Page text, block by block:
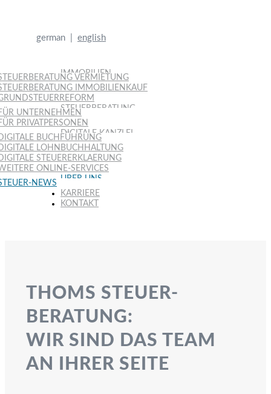
german | english
IMMOBILIEN
VERMIETUNG
IMMOBILIENKAUF
STEUERBERATUNG
UNTERNEHMEN
PRIVATPERSONEN
DIGITALE KANZLEI
BUCHFÜHRUNG
LOHNBUCHHALTUNG
STEUERERKLAERUNG
ONLINE-SERVICES
ÜBER UNS
NEWS
KARRIERE
KONTAKT
THOMS STEUER­
BERATUNG:
WIR SIND DAS TEAM
AN IHRER SEITE